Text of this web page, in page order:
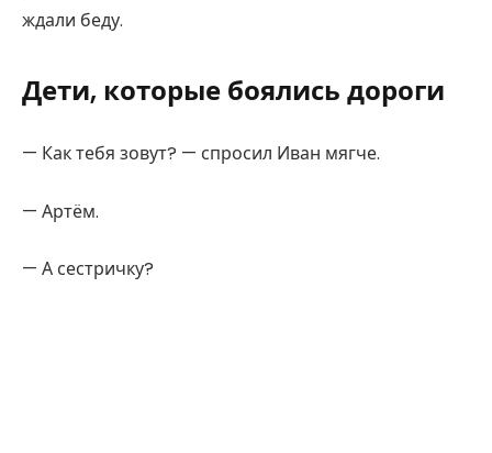
ждали беду.
Дети, которые боялись дороги
— Как тебя зовут? — спросил Иван мягче.
— Артём.
— А сестричку?